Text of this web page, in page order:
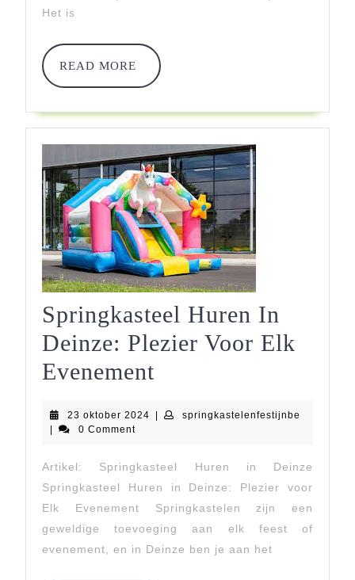
Het is
READ MORE
READ
MORE
Springkasteel Huren In
Deinze: Plezier Voor Elk
Evenement
In
Deinze:
Plezier
Voor
Elk
23 oktober 2024 23
springkastelenfestijnbe
0 Comment
Artikel: Springkasteel Huren in Deinze
Springkasteel Huren in Deinze: Plezier voor
Elk Evenement Springkastelen zijn een
geweldige toevoeging aan elk feest of
evenement, en in Deinze ben je aan het